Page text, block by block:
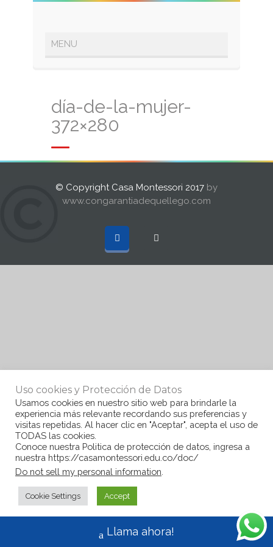
día-de-la-mujer-
372×280
© Copyright Casa Montessori 2017 by
www.congarantiadequellego.com
Uso cookies y Protección de Datos
Usamos cookies en nuestro sitio web para brindarle la
experiencia más relevante recordando sus preferencias y
visitas repetidas. Al hacer clic en "Aceptar", acepta el uso de
TODAS las cookies.
Conoce nuestra Politica de protección de datos, ingresa a
nuestra https://casamontessori.edu.co/doc/
Do not sell my personal information
Cookie Settings Accept
Llama ahora!